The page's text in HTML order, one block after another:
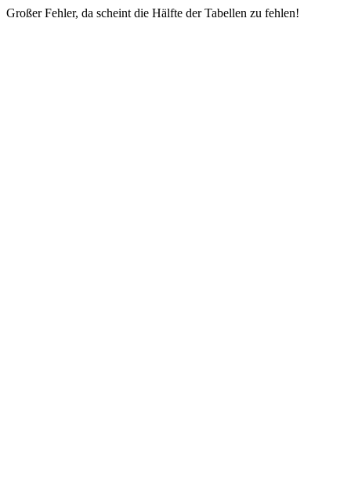
Großer Fehler, da scheint die Hälfte der Tabellen zu fehlen!